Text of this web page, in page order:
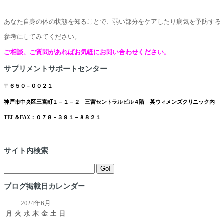
あなた自身の体の状態を知ることで、弱い部分をケアしたり病気を予防す
参考にしてみてください。
ご相談、ご質問があればお気軽にお問い合わせください。
サプリメントサポートセンター
〒６５０－００２１
神戸市中央区三宮町１－１－２ 三宮セントラルビル４階 英ウィメンズクリニック内
TEL＆FAX：０７８－３９１－８８２１
サイト内検索
for:
Go!
ブログ掲載日カレンダー
2024年6月
月
火 水 木 金 土 日